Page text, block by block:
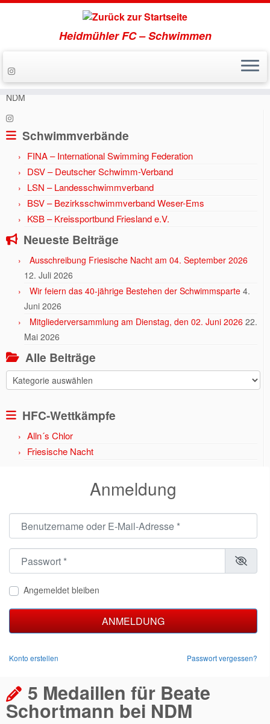
Zum
Inhalt
springen
Heidmühler FC – Schwimmen
Start » Aktuell » Jahr 2016 » 5 Medaillen für Beate Schortmann bei
NDM
Schwimmverbände
FINA – International Swimming Federation
DSV – Deutscher Schwimm-Verband
LSN – Landesschwimmverband
BSV – Bezirksschwimmverband Weser-Ems
KSB – Kreissportbund Friesland e.V.
Neueste Beiträge
Ausschreibung Friesische Nacht am 04. September 2026
12. Juli 2026
Wir feiern das 40-jährige Bestehen der Schwimmsparte 4.
Juni 2026
Mitgliederversammlung am Dienstag, den 02. Juni 2026 22.
Mai 2026
Alle Beiträge
Alle
Beiträge
HFC-Wettkämpfe
Alln´s Chlor
Friesische Nacht
Anmeldung
Angemeldet bleiben
ANMELDUNG
Konto erstellen Passwort vergessen?
5 Medaillen für Beate
Schortmann bei NDM